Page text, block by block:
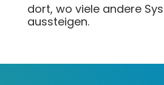
dort, wo viele andere
aussteigen.